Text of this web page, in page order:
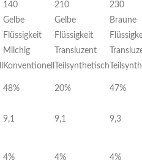
140 210
230
Gelbe
Flüssigkeit
Gelbe
Flüssigkeit
Braune
Milchig Transluzent
Konventionell Teilsynthetisch
48% 20% 47%
9,1 9,1 9,3
4% 4% 4%